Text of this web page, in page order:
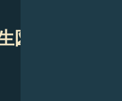
図を作成す